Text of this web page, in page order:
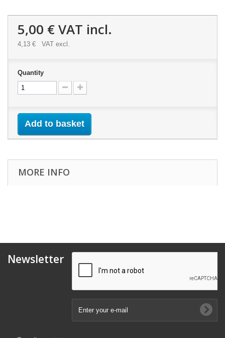
5,00 €VAT incl.
4,13 € VAT excl.
Quantity
Add to basket
MORE INFO
Newsletter